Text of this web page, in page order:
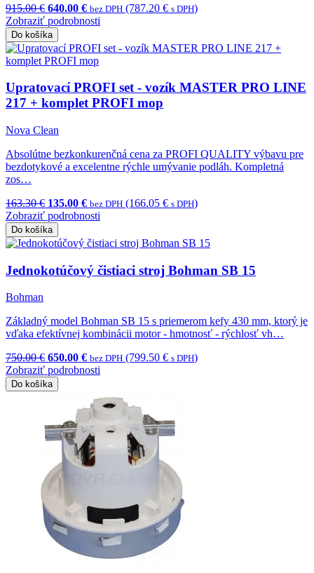
915.00 € 640.00 € bez DPH (787.20 € s DPH)
Zobraziť podrobnosti
Do košíka
Upratovací PROFI set - vozík MASTER PRO LINE
217 + komplet PROFI mop
Nova Clean
Absolútne bezkonkurenčná cena za PROFI QUALITY výbavu pre
bezdotykové a excelentne rýchle umývanie podláh. Kompletná
zos…
163.30 € 135.00 € bez DPH (166.05 € s DPH)
Zobraziť podrobnosti
Do košíka
Jednokotúčový čistiaci stroj Bohman SB 15
Bohman
Základný model Bohman SB 15 s priemerom kefy 430 mm, ktorý je
vďaka efektívnej kombinácii motor - hmotnosť - rýchlosť vh…
750.00 € 650.00 € bez DPH (799.50 € s DPH)
Zobraziť podrobnosti
Do košíka